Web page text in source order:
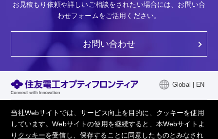
お見積もり依頼や詳しいご相談をされたい場合には、お問い合
わせフォームをご活用ください。
お問い合わせ
Global | EN
当社について
製品情報
採用情報
よくあるご質問
当社Webサイトでは、サービス向上を目的に、クッキーを使用
しています。Webサイトの使用を継続すると、本Webサイトよ
り クッキーを受信し、保存することに同意したものとみなされ